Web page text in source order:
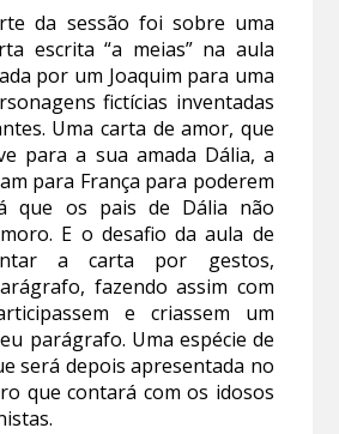
da sessão foi sobre uma
escrita “a meias” na aula
por um Joaquim para uma
fictícias inventadas
Uma carta de amor, que
para a sua amada Dália, a
para França para poderem
que os pais de Dália não
E o desafio da aula de
a carta por gestos,
fazendo assim com
e criassem um
parágrafo. Uma espécie de
será depois apresentada no
que contará com os idosos